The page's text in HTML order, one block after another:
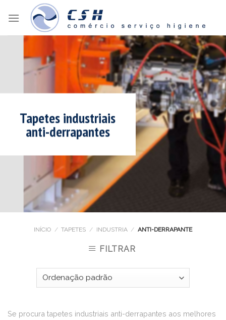
Tapetes industriais
anti-derrapantes
INÍCIO / TAPETES / INDUSTRIA / ANTI-DERRAPANTE
FILTRAR
Se procura tapetes industriais anti-derrapantes aos melhores